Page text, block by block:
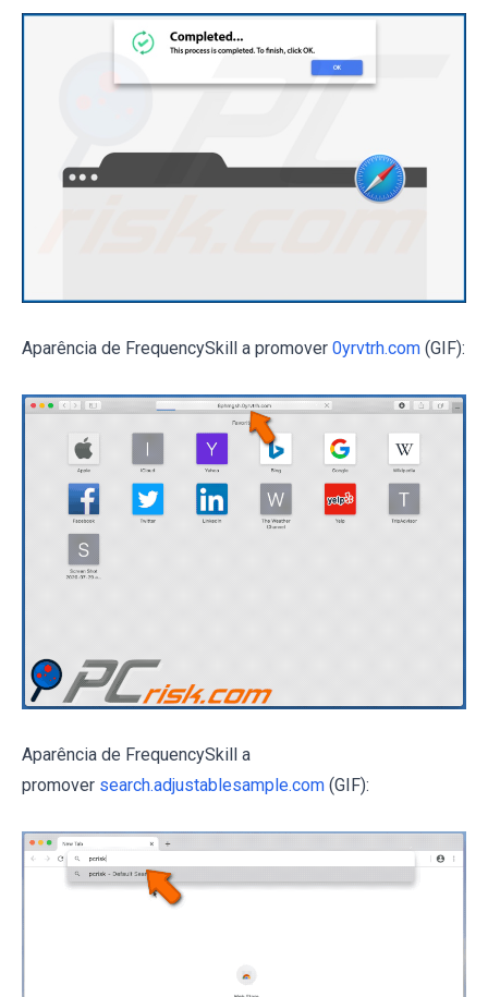
Aparência de FrequencySkill a promover 0yrvtrh.com (GIF):
Aparência de FrequencySkill a
promover search.adjustablesample.com (GIF):